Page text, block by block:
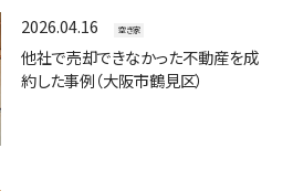
い方
い方
識
2026.04.16 空き家
他社で売却できなかった不動産を成
約した事例（大阪市鶴見区）